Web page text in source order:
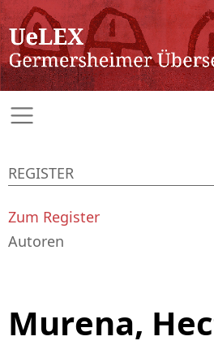
Murena,
REGISTER
Zum Register
Autoren